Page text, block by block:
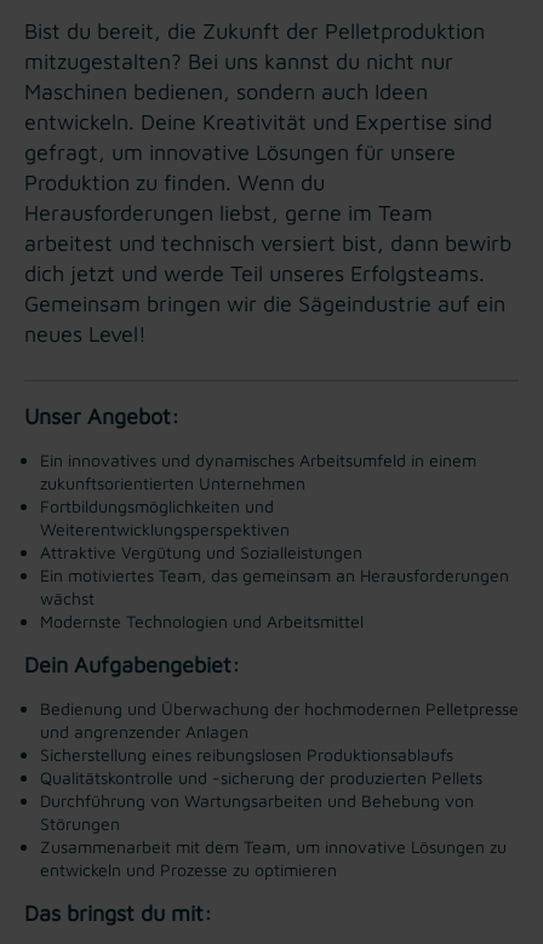
Bist du bereit, die Zukunft der Pelletproduktion
mitzugestalten? Bei uns kannst du nicht nur
Maschinen bedienen, sondern auch Ideen
entwickeln. Deine Kreativität und Expertise sind
gefragt, um innovative Lösungen für unsere
Produktion zu finden. Wenn du
Herausforderungen liebst, gerne im Team
arbeitest und technisch versiert bist, dann bewirb
dich jetzt und werde Teil unseres Erfolgsteams.
Gemeinsam bringen wir die Sägeindustrie auf ein
neues Level!
Unser Angebot:
Ein innovatives und dynamisches Arbeitsumfeld in einem
zukunftsorientierten Unternehmen
Fortbildungsmöglichkeiten und
Weiterentwicklungsperspektiven
Attraktive Vergütung und Sozialleistungen
Ein motiviertes Team, das gemeinsam an Herausforderungen
wächst
Modernste Technologien und Arbeitsmittel
Dein Aufgabengebiet:
Bedienung und Überwachung der hochmodernen Pelletpresse
und angrenzender Anlagen
Sicherstellung eines reibungslosen Produktionsablaufs
Qualitätskontrolle und -sicherung der produzierten Pellets
Durchführung von Wartungsarbeiten und Behebung von
Störungen
Zusammenarbeit mit dem Team, um innovative Lösungen zu
entwickeln und Prozesse zu optimieren
Das bringst du mit: